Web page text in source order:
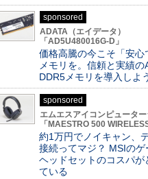
sponsored
ADATA（エイデータ）
「AD5U480016G-D」
価格高騰の今こそ「安心
メモリを。信頼と実績の
DDR5メモリを導入しよ
sponsored
エムエスアイコンピュータ
「MAESTRO 500 WIRELESS
約1万円でノイキャン、
接続ってマジ？ MSIのゲ
ヘッドセットのコスパが
ている